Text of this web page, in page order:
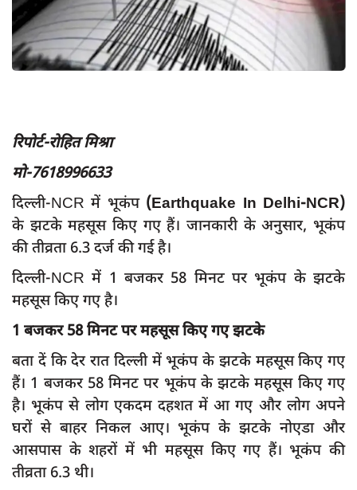
समस्या
Covid-19
अपराध
साक्षात्कार
सामाजिक
खेल
latest
प्रशासनिक
दुर्घटना
editors-pick
other
Login
Register
रिपोर्ट-रोहित मिश्रा
मो-7618996633
दिल्ली-NCR में भूकंप (Earthquake In Delhi-NCR)
के झटके महसूस किए गए हैं। जानकारी के अनुसार, भूकंप
की तीव्रता 6.3 दर्ज की गई है।
दिल्ली-NCR में 1 बजकर 58 मिनट पर भूकंप के झटके
महसूस किए गए है।
1 बजकर 58 मिनट पर महसूस किए गए झटके
बता दें कि देर रात दिल्ली में भूकंप के झटके महसूस किए गए
हैं। 1 बजकर 58 मिनट पर भूकंप के झटके महसूस किए गए
है। भूकंप से लोग एकदम दहशत में आ गए और लोग अपने
घरों से बाहर निकल आए। भूकंप के झटके नोएडा और
आसपास के शहरों में भी महसूस किए गए हैं। भूकंप की
तीव्रता 6.3 थी।